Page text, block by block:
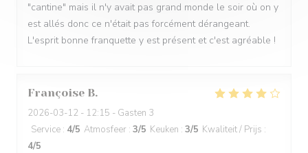
"cantine" mais il n'y avait pas grand monde le soir où on y
est allés donc ce n'était pas forcément dérangeant.
L'esprit bonne franquette y est présent et c'est agréable !
Françoise B
2026-03-12 - 12:15 - Gasten 3
Service : 4/5 Atmosfeer : 3/5 Keuken : 3/5 Kwaliteit / Prijs :
4/5